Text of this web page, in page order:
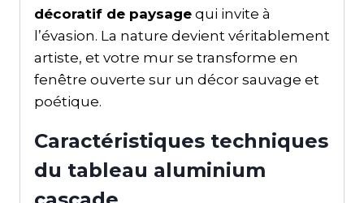
décoratif de paysage qui invite à
l’évasion. La nature devient véritablement
artiste, et votre mur se transforme en
fenêtre ouverte sur un décor sauvage et
poétique.
Caractéristiques techniques
du tableau aluminium